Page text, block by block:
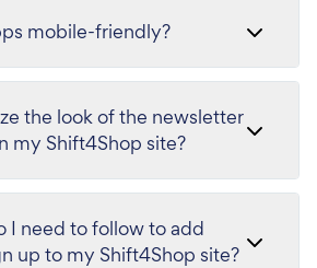
mobile-friendly?
the look of the newsletter
my Shift4Shop site?
I need to follow to add
up to my Shift4Shop site?